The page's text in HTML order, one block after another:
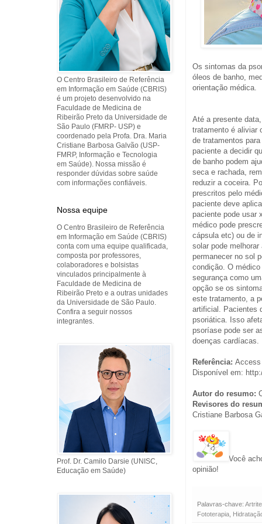
Os sintomas da
óleos de banho,
orientação médica.
Até a presente
tratamento é aliviar
de tratamentos
paciente a decidir
de banho podem
seca e rachada,
reduzir a coceira.
prescritos pelo
paciente deve
paciente pode usar
médico pode
cápsula etc) ou de
solar pode
permanecer no sol
condição. O
segurança como
opção se os
este tratamento, a
artificial. Pacientes
psoriática. Isso
psoríase pode ser
doenças cardíacas.
Referência: Access
Disponível em:
Autor do resumo:
Revisores do
Cristiane Barbosa
Você
opinião!
Palavras-chave:
Fototerapia
O Centro Brasileiro de Referência
em Informação em Saúde (CBRIS)
é um projeto desenvolvido na
Faculdade de Medicina de
Ribeirão Preto da Universidade de
São Paulo (FMRP- USP) e
coordenado pela Profa. Dra. Maria
Cristiane Barbosa Galvão (USP-
FMRP, Informação e Tecnologia
em Saúde). Nossa missão é
responder dúvidas sobre saúde
com informações confiáveis.
Nossa equipe
O Centro Brasileiro de Referência
em Informação em Saúde (CBRIS)
conta com uma equipe qualificada,
composta por professores,
colaboradores e bolsistas
vinculados principalmente à
Faculdade de Medicina de
Ribeirão Preto e a outras unidades
da Universidade de São Paulo.
Confira a seguir nossos
integrantes.
Prof. Dr. Camilo Darsie (UNISC,
Educação em Saúde)